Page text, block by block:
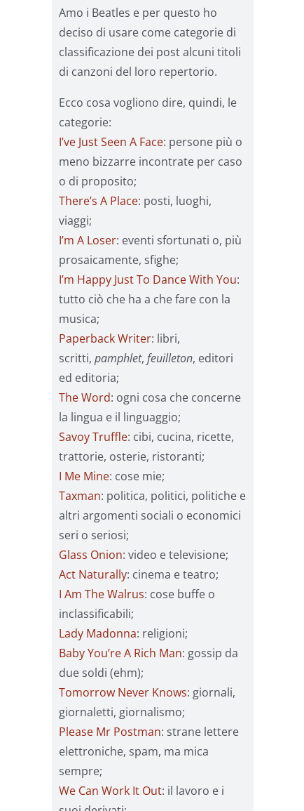
Amo i Beatles e per questo ho
deciso di usare come categorie di
classificazione dei post alcuni titoli
di canzoni del loro repertorio.
Ecco cosa vogliono dire, quindi, le
categorie:
I’ve Just Seen A Face: persone più o
meno bizzarre incontrate per caso
o di proposito;
There’s A Place: posti, luoghi,
viaggi;
I’m A Loser: eventi sfortunati o, più
prosaicamente, sfighe;
I’m Happy Just To Dance With You:
tutto ciò che ha a che fare con la
musica;
Paperback Writer: libri,
scritti, pamphlet, feuilleton, editori
ed editoria;
The Word: ogni cosa che concerne
la lingua e il linguaggio;
Savoy Truffle: cibi, cucina, ricette,
trattorie, osterie, ristoranti;
I Me Mine: cose mie;
Taxman: politica, politici, politiche e
altri argomenti sociali o economici
seri o seriosi;
Glass Onion: video e televisione;
Act Naturally: cinema e teatro;
I Am The Walrus: cose buffe o
inclassificabili;
Lady Madonna: religioni;
Baby You’re A Rich Man: gossip da
due soldi (ehm);
Tomorrow Never Knows: giornali,
giornaletti, giornalismo;
Please Mr Postman: strane lettere
elettroniche, spam, ma mica
sempre;
We Can Work It Out: il lavoro e i